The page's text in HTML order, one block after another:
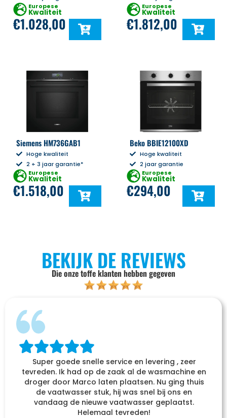
Europese
Kwaliteit
€1.028,00
Europese
Kwaliteit
€1.812,00
Siemens HM736GAB1
Hoge kwaliteit
2 + 3 jaar garantie*
Europese
Kwaliteit
€1.518,00
Beko BBIE12100XD
Hoge kwaliteit
2 jaar garantie
Europese
Kwaliteit
€294,00
BEKIJK DE REVIEWS
Die onze toffe klanten hebben gegeven
Super goede snelle service en levering , zeer
tevreden. Ik had op de zaak al de wasmachine en
droger door Marco laten plaatsen. Nu ging thuis
de vaatwasser stuk, hij was snel bij ons en
vandaag de nieuwe vaatwasser geplaatst.
Helemaal tevreden!